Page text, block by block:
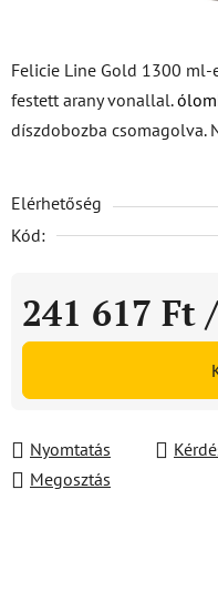
Felicie Line Gold 1300 ml-
festett arany vonallal.
díszdobozba csomagolva.
Elérhetőség
Kód:
241 617 Ft
Egységár:
Nyomtatás
Megosztás